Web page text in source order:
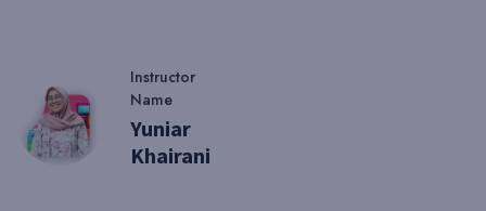
Instructor
Name
Yuniar
Khairani